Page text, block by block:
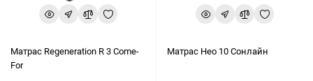
Матрас Regeneration R 3 Come-
For
Матрас Нео 10 Сонлайн